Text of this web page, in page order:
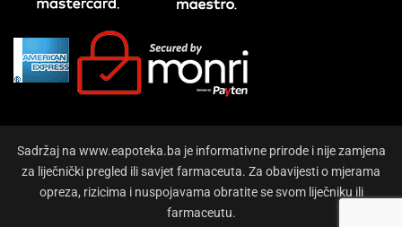
Sadržaj na www.eapoteka.ba je informativne prirode i nije zamjena
za liječnički pregled ili savjet farmaceuta. Za obavijesti o mjerama
opreza, rizicima i nuspojavama obratite se svom liječniku ili
farmaceutu.